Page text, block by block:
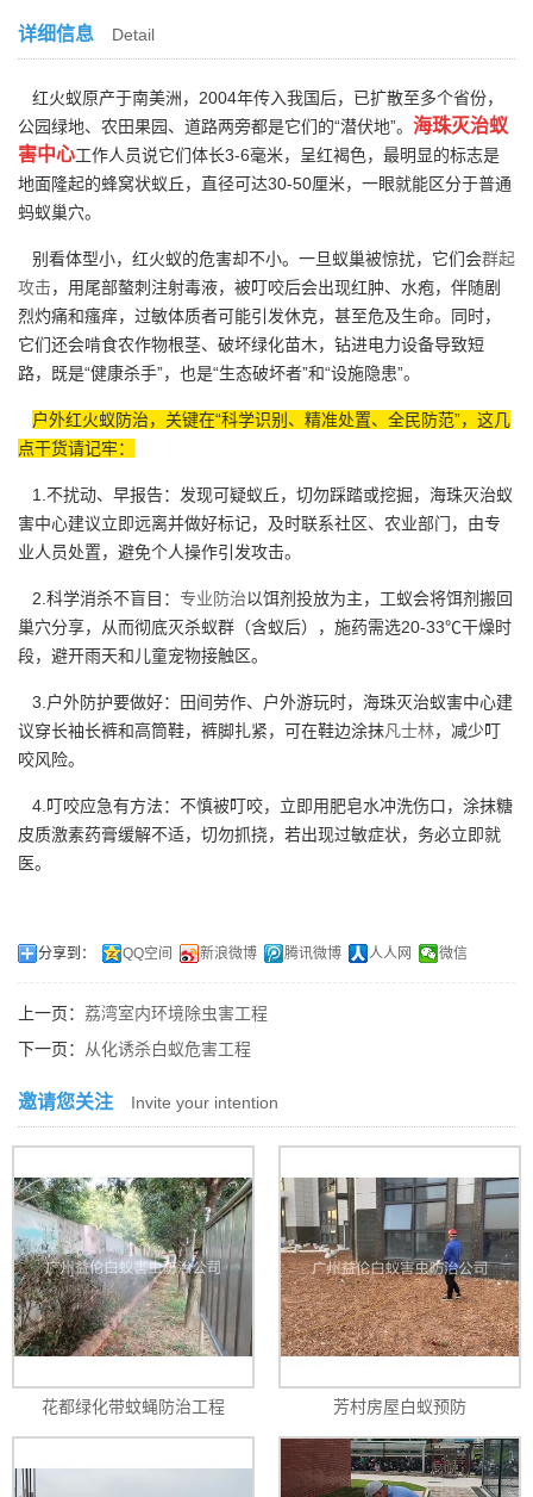
详细信息 Detail
红火蚁原产于南美洲，2004年传入我国后，已扩散至多个省份，
公园绿地、农田果园、道路两旁都是它们的“潜伏地”。 海珠灭治蚁
害中心工作人员说它们体长3-6毫米，呈红褐色，最明显的标志是
地面隆起的蜂窝状蚁丘，直径可达30-50厘米，一眼就能区分于普通
蚂蚁巢穴。
别看体型小，红火蚁的危害却不小。一旦蚁巢被惊扰，它们会群起
攻击，用尾部螯刺注射毒液，被叮咬后会出现红肿、水疱，伴随剧
烈灼痛和瘙痒，过敏体质者可能引发休克，甚至危及生命。同时，
它们还会啃食农作物根茎、破坏绿化苗木，钻进电力设备导致短
路，既是“健康杀手”，也是“生态破坏者”和“设施隐患”。
户外红火蚁防治，关键在“科学识别、精准处置、全民防范”，这几
点干货请记牢：
1.不扰动、早报告：发现可疑蚁丘，切勿踩踏或挖掘，海珠灭治蚁
害中心建议立即远离并做好标记，及时联系社区、农业部门，由专
业人员处置，避免个人操作引发攻击。
2.科学消杀不盲目： 专业防治以饵剂投放为主，工蚁会将饵剂搬回
巢穴分享，从而彻底灭杀蚁群（含蚁后），施药需选20-33℃干燥时
段，避开雨天和儿童宠物接触区。
3.户外防护要做好：田间劳作、户外游玩时，海珠灭治蚁害中心建
议穿长袖长裤和高筒鞋，裤脚扎紧，可在鞋边涂抹凡士林，减少叮
咬风险。
4.叮咬应急有方法：不慎被叮咬，立即用肥皂水冲洗伤口，涂抹糖
皮质激素药膏缓解不适，切勿抓挠，若出现过敏症状，务必立即就
医。
分享到： QQ空间 新浪微博 腾讯微博 人人网 微信
上一页： 荔湾室内环境除虫害工程
下一页：
从化诱杀白蚁危害工程
邀请您关注 Invite your intention
花都绿化带蚊蝇防治工程 芳村房屋白蚁预防